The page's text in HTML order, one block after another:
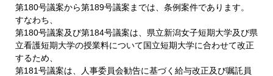
第180号議案から第189号議案までは、条例案件であります。
すなわち、
第180号議案及び第184号議案は、県立新潟女子短期大学及び県
立看護短期大学の授業料について国立短期大学に合わせて改正
するため、
第181号議案は、人事委員会勧告に基づく給与改正及び嘱託員